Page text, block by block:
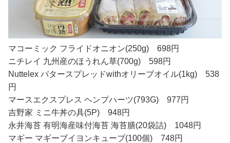
マコーミック フライドオニオン(250g) 698円
ニチレイ 九州産のほうれん草(700g) 598円
Nuttelex バタースプレッドwithオリーブオイル(1kg) 538
円
マースエクスプレス ヘンプハーツ(793G) 977円
吉野家 ミニ牛丼の具(5P) 948円
永井海苔 有明海産味付海苔 海苔膳(20袋詰) 1048円
マギー マギーブイヨンキューブ(100個) 748円